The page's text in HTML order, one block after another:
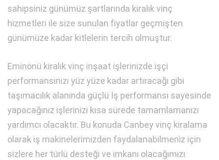
sahipsiniz günümüz şartlarında kiralık vinç
hizmetleri ile size sunulan fiyatlar geçmişten
günümüze kadar kitlelerin tercih olmuştur.
Eminönü kiralık vinç inşaat işlerinizde işçi
performansınızı yüz yüze kadar artıracağı gibi
taşımacılık alanında güçlü İş performansı sayesinde
yapacağınız işlerinizi kısa sürede tamamlamanızı
yardımcı olacaktır. Bu konuda Canbey vinç kiralama
olarak iş makinelerimizden faydalanabilmeniz için
sizlere her türlü desteği ve imkanı olacağımızı